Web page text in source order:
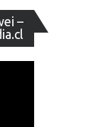
–
de
vídeo